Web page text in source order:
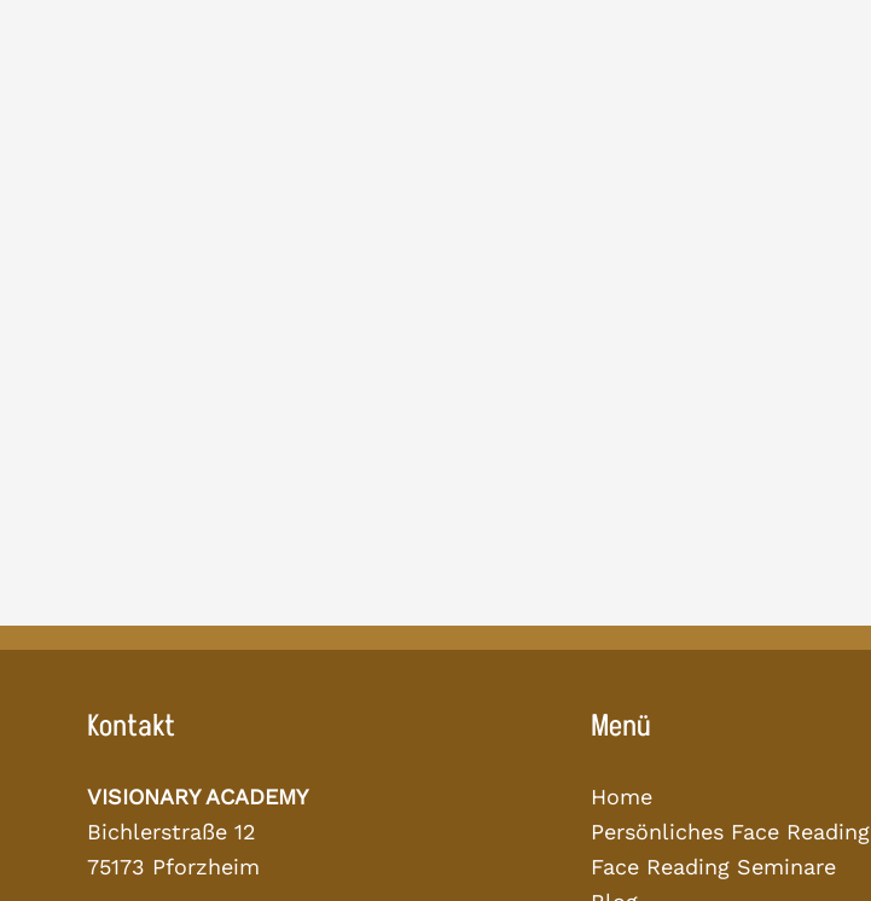
Kontakt
VISIONARY ACADEMY
Bichlerstraße 12
75173 Pforzheim
Menü
Home
Persönliches Face Reading
Face Reading Seminare